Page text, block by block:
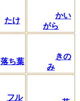
たけ
かい
がら
落ち葉
きの
み
フル